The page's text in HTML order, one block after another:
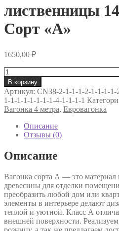
лиственницы
Сорт «А»
1650,00 ₽
Количество
товара
Вагонка
штиль
из
лиственницы
14×140×4000
Сорт
В корзину
Артикул: CN38-2-1-1-1-2-1-1-1-
1-1-1-1-1-1-1-1-4-1-1-1-1
Вагонка 4 метра, Евровагонка
Описание
Отзывы (0)
Описание
Вагонка сорта А — это материал
древесины для отделки
преобразить любой дом или
элементы в интерьере делают
теплой и уютной. Класс А
внешней поверхности.